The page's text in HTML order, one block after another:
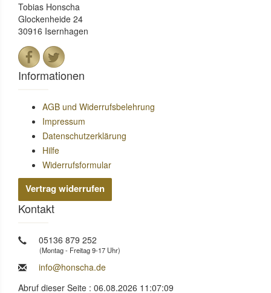
Tobias Honscha
Glockenheide 24
30916 Isernhagen
Informationen
AGB und Widerrufsbelehrung
Impressum
Datenschutzerklärung
Hilfe
Widerrufsformular
Vertrag widerrufen
Kontakt
05136 879 252
(Montag - Freitag 9-17 Uhr)
info@honscha.de
Abruf dieser Seite : 06.08.2026 11:07:09